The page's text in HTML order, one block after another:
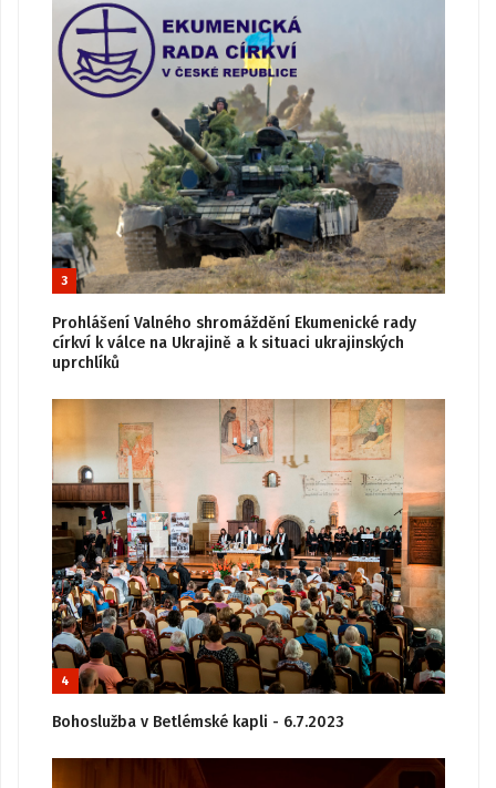
3
Prohlášení Valného shromáždění Ekumenické rady
církví k válce na Ukrajině a k situaci ukrajinských
uprchlíků
4
Bohoslužba v Betlémské kapli - 6.7.2023